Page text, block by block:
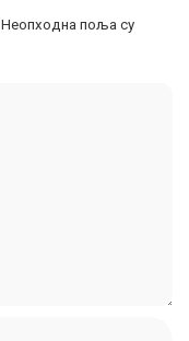
Неопходна поља су